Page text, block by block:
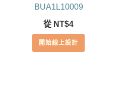
BUA1L10009
從 NT$4
開始線上設計